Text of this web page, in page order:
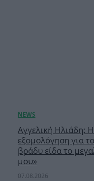
Αγγελική Ηλιάδη:
εξομολόγηση για
βράδυ είδα το
μου»
07.08.2026